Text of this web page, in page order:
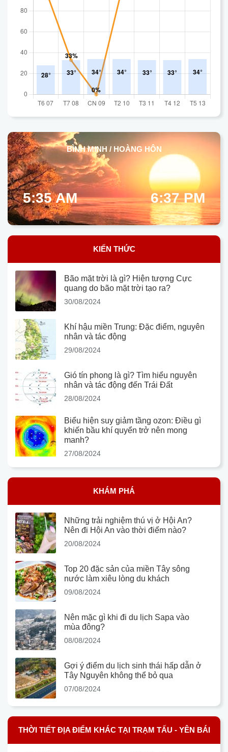
BÌNH MINH / HOÀNG HÔN
5:35 AM 6:37 PM
KIẾN THỨC
Bão mặt trời là gì? Hiện tượng Cực
quang do bão mặt trời tạo ra?
30/08/2024
Khí hậu miền Trung: Đặc điểm, nguyên
nhân và tác động
29/08/2024
Gió tín phong là gì? Tìm hiểu nguyên
nhân và tác động đến Trái Đất
28/08/2024
Biểu hiện suy giảm tầng ozon: Điều gì
khiến bầu khí quyển trở nên mong
manh?
27/08/2024
KHÁM PHÁ
Những trải nghiệm thú vị ở Hội An?
Nên đi Hội An vào thời điểm nào?
20/08/2024
Top 20 đặc sản của miền Tây sông
nước làm xiêu lòng du khách
09/08/2024
Nên mặc gì khi đi du lịch Sapa vào
mùa đông?
08/08/2024
Gợi ý điểm du lịch sinh thái hấp dẫn ở
Tây Nguyên không thể bỏ qua
07/08/2024
THỜI TIẾT ĐỊA ĐIỂM KHÁC TẠI TRẠM TẤU - YÊN BÁI